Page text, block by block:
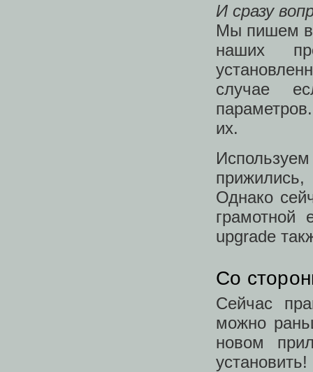
И сразу
Мы пишем в
наших
случае
их.
прижились,
Однако
грамотной
upgrade
Со
Сейчас
можно
новом
установить!